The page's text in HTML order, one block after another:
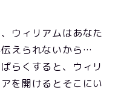
ウィリアムはあなた
えられないから…
らくすると、ウィリ
を開けるとそこにい